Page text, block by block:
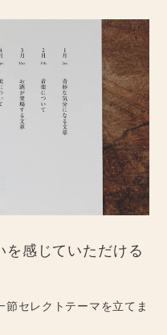
感じていただける
セレクトテーマを立てま